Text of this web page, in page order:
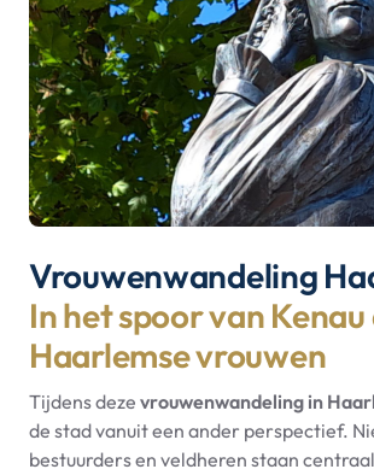
Vrouwenwandeling
In het spoor van
Haarlemse vrouwen
Tijdens deze vrouwenwandeling in
de stad vanuit een ander perspectief.
bestuurders en veldheren staan